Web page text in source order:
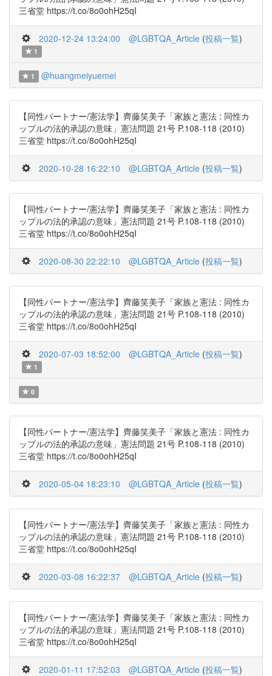
三省堂 https://t.co/8o0ohH25qI
2020-12-24 13:24:00 @LGBTQA_Article (投稿一覧)
1
1 @huangmeiyuemei
【同性パートナー/憲法学】齊藤笑美子「家族と憲法 : 同性カ
ップルの法的承認の意味」憲法問題 21号 P.108-118 (2010)
三省堂 https://t.co/8o0ohH25qI
2020-10-28 16:22:10 @LGBTQA_Article (投稿一覧)
【同性パートナー/憲法学】齊藤笑美子「家族と憲法 : 同性カ
ップルの法的承認の意味」憲法問題 21号 P.108-118 (2010)
三省堂 https://t.co/8o0ohH25qI
2020-08-30 22:22:10 @LGBTQA_Article (投稿一覧)
【同性パートナー/憲法学】齊藤笑美子「家族と憲法 : 同性カ
ップルの法的承認の意味」憲法問題 21号 P.108-118 (2010)
三省堂 https://t.co/8o0ohH25qI
2020-07-03 18:52:00 @LGBTQA_Article (投稿一覧)
1
0
【同性パートナー/憲法学】齊藤笑美子「家族と憲法 : 同性カ
ップルの法的承認の意味」憲法問題 21号 P.108-118 (2010)
三省堂 https://t.co/8o0ohH25qI
2020-05-04 18:23:10 @LGBTQA_Article (投稿一覧)
【同性パートナー/憲法学】齊藤笑美子「家族と憲法 : 同性カ
ップルの法的承認の意味」憲法問題 21号 P.108-118 (2010)
三省堂 https://t.co/8o0ohH25qI
2020-03-08 16:22:37 @LGBTQA_Article (投稿一覧)
【同性パートナー/憲法学】齊藤笑美子「家族と憲法 : 同性カ
ップルの法的承認の意味」憲法問題 21号 P.108-118 (2010)
三省堂 https://t.co/8o0ohH25qI
2020-01-11 17:52:03 @LGBTQA_Article (投稿一覧)